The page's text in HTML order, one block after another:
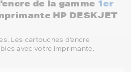
de la gamme 1er
HP DESKJET
Les cartouches d'encre
avec votre imprimante.